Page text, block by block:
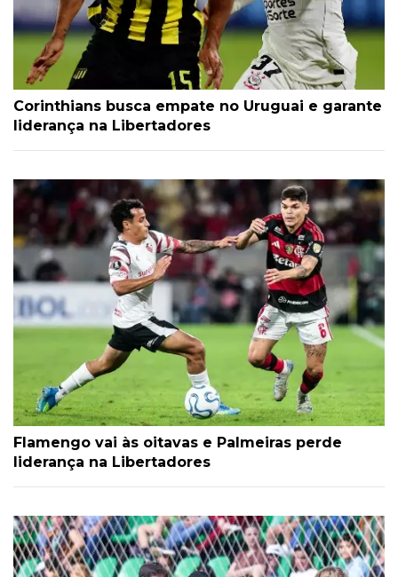
Corinthians busca empate no Uruguai e garante
liderança na Libertadores
Flamengo vai às oitavas e Palmeiras perde
liderança na Libertadores